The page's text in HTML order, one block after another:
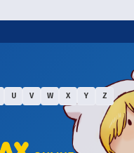
U V W X Y Z